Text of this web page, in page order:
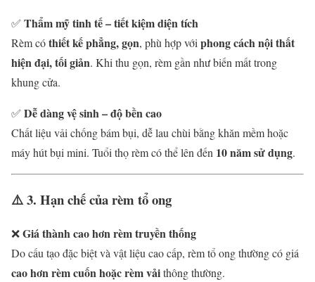
✅ Thẩm mỹ tinh tế – tiết kiệm diện tích
Rèm cóthiết kế phẳng, gọn, phù hợp với phong cách nội thất
hiện đại, tối giản. Khi thu gọn, rèm gần như biến mất trong
khung cửa.
✅ Dễ dàng vệ sinh – độ bền cao
Chất liệu vải chống bám bụi, dễ lau chùi bằng khăn mềm hoặc
máy hút bụi mini. Tuổi thọ rèm có thể lên đến 10 năm sử dụng.
⚠️3. Hạn chế của rèm tổ ong
❌Giá thành cao hơn rèm truyền thống
Do cấu tạo đặc biệt và vật liệu cao cấp, rèm tổ ong thường có giá
cao hơn rèm cuốn hoặc rèm vảithông thường.